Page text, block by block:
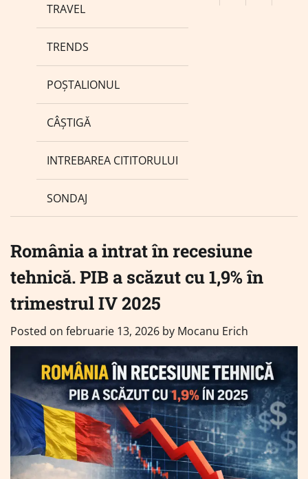
TRAVEL
TRENDS
POȘTALIONUL
CÂȘTIGĂ
INTREBAREA CITITORULUI
SONDAJ
România a intrat în recesiune
tehnică. PIB a scăzut cu 1,9% în
trimestrul IV 2025
Posted on februarie 13, 2026 by Mocanu Erich